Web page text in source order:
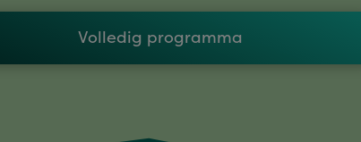
Volledig programma